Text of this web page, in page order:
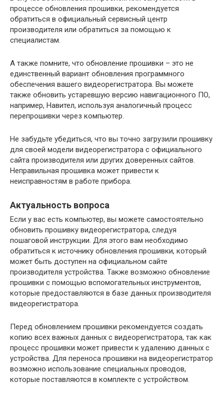
процессе обновления прошивки, рекомендуется
обратиться в официальный сервисный центр
производителя или обратиться за помощью к
специалистам.
А также помните, что обновление прошивки – это не
единственный вариант обновления программного
обеспечения вашего видеорегистратора. Вы можете
также обновить устаревшую версию навигационного ПО,
например, Навител, используя аналогичный процесс
перепрошивки через компьютер.
Не забудьте убедиться, что вы точно загрузили прошивку
для своей модели видеорегистратора с официального
сайта производителя или других доверенных сайтов.
Неправильная прошивка может привести к
неисправностям в работе прибора.
Актуальность вопроса
Если у вас есть компьютер, вы можете самостоятельно
обновить прошивку видеорегистратора, следуя
пошаговой инструкции. Для этого вам необходимо
обратиться к источнику обновления прошивки, который
может быть доступен на официальном сайте
производителя устройства. Также возможно обновление
прошивки с помощью вспомогательных инструментов,
которые предоставляются в базе данных производителя
видеорегистратора.
Перед обновлением прошивки рекомендуется создать
копию всех важных данных с видеорегистратора, так как
процесс прошивки может привести к удалению данных с
устройства. Для переноса прошивки на видеорегистратор
возможно использование специальных проводов,
которые поставляются в комплекте с устройством.